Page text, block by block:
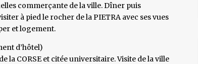
commerçante de la ville. Dîner puis
à pied le rocher de la PIETRA avec ses vues
et logement.
d’hôtel)
la CORSE et citée universitaire. Visite de la ville